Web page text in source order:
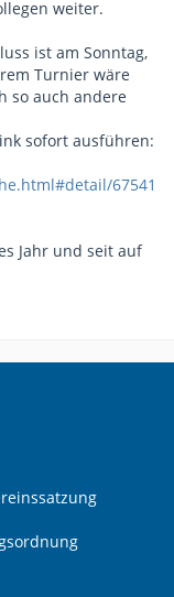
weiter.
ist am Sonntag,
Turnier wäre
so auch andere
sofort ausführen:
67541
Jahr und seit auf